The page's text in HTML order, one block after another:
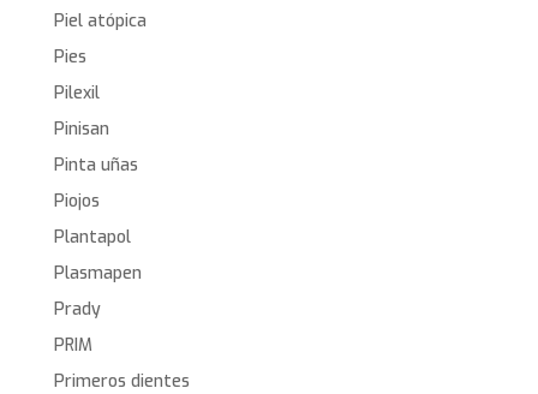
Piel atópica
Pies
Pilexil
Pinisan
Pinta uñas
Piojos
Plantapol
Plasmapen
Prady
PRIM
Primeros dientes